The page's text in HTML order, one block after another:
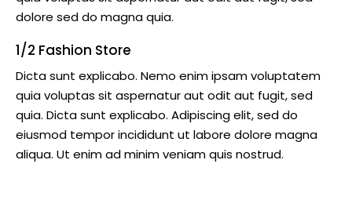
dolore sed do magna quia.
1/2 Fashion Store
Dicta sunt explicabo. Nemo enim ipsam voluptatem
quia voluptas sit aspernatur aut odit aut fugit, sed
quia. Dicta sunt explicabo. Adipiscing elit, sed do
eiusmod tempor incididunt ut labore dolore magna
aliqua. Ut enim ad minim veniam quis nostrud.